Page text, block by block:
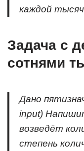
каждой
Задача с
сотнями
Дано
input)
возведёт
степень